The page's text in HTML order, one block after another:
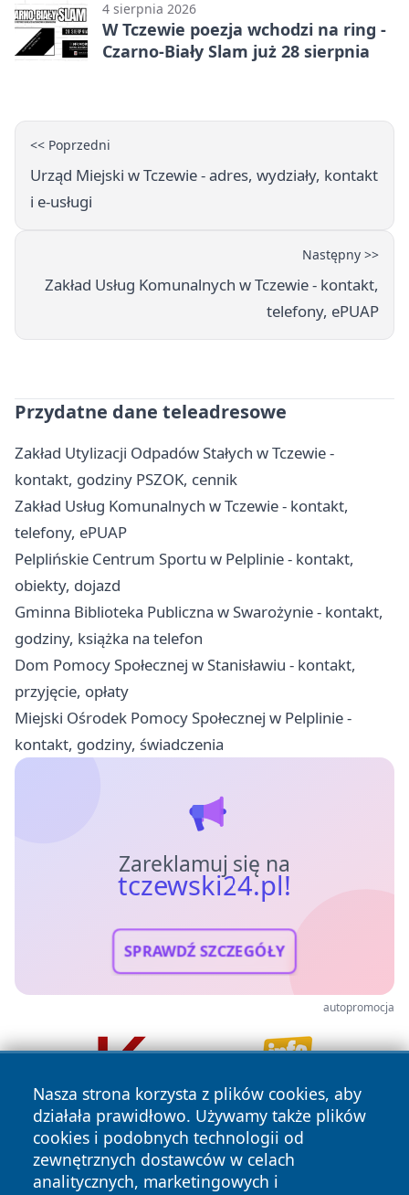
4 sierpnia 2026
W Tczewie poezja wchodzi na ring -
Czarno-Biały Slam już 28 sierpnia
<< Poprzedni
Urząd Miejski w Tczewie - adres, wydziały, kontakt
i e-usługi
Następny >>
Zakład Usług Komunalnych w Tczewie - kontakt,
telefony, ePUAP
Przydatne dane teleadresowe
Zakład Utylizacji Odpadów Stałych w Tczewie -
kontakt, godziny PSZOK, cennik
Zakład Usług Komunalnych w Tczewie - kontakt,
telefony, ePUAP
Pelplińskie Centrum Sportu w Pelplinie - kontakt,
obiekty, dojazd
Gminna Biblioteka Publiczna w Swarożynie - kontakt,
godziny, książka na telefon
Dom Pomocy Społecznej w Stanisławiu - kontakt,
przyjęcie, opłaty
Miejski Ośrodek Pomocy Społecznej w Pelplinie -
kontakt, godziny, świadczenia
Zareklamuj się na
tczewski24.pl!
SPRAWDŹ SZCZEGÓŁY
autopromocja
Nasza strona korzysta z plików cookies, aby
działała prawidłowo. Używamy także plików
cookies i podobnych technologii od
zewnętrznych dostawców w celach
analitycznych, marketingowych i